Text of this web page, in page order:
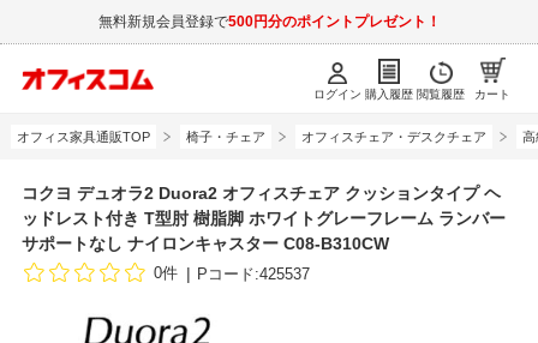
無料新規会員登録で500円分のポイントプレゼント！
ログイン 購入履歴 閲覧履歴 カート
オフィス家具通販TOP 椅子・チェア オフィスチェア・デスクチェア 高
コクヨ デュオラ2 Duora2 オフィスチェア クッションタイプ ヘ
ッドレスト付き T型肘 樹脂脚 ホワイトグレーフレーム ランバー
サポートなし ナイロンキャスター C08-B310CW
0件 Pコード:425537